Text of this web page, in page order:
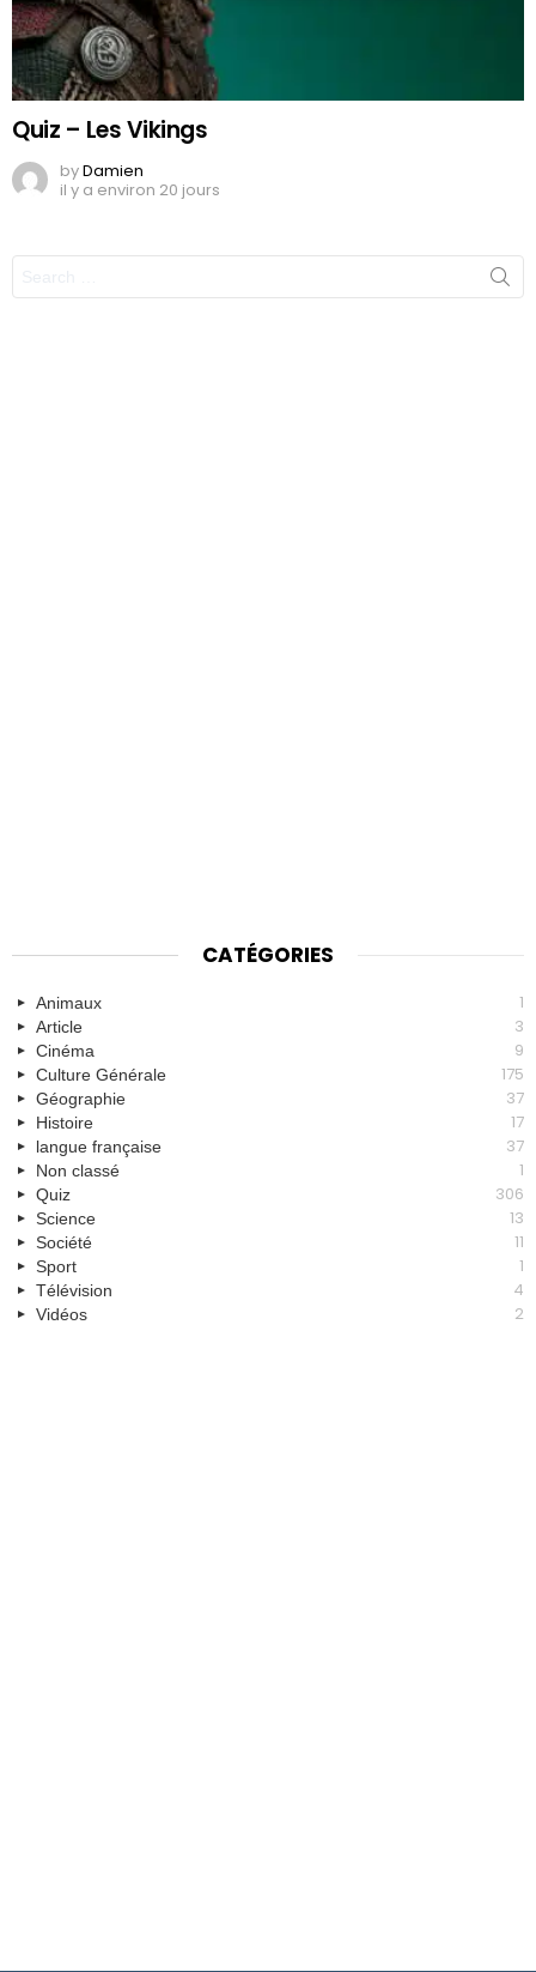
Quiz – Les Vikings
byDamien
il y a environ 20 jours
CATÉGORIES
Animaux 1
Article 3
Cinéma 9
Culture Générale 175
Géographie 37
Histoire 17
langue française 37
Non classé 1
Quiz 306
Science 13
Société 11
Sport 1
Télévision 4
Vidéos 2